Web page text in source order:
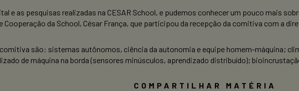
e as pesquisas realizadas na CESAR School, e pudemos conhecer um pouco mais
Cooperação da School, César França, que participou da recepção da comitiva com a
são: sistemas autônomos, ciência da autonomia e equipe homem-máquina;
de máquina na borda (sensores minúsculos, aprendizado distribuído);
COMPARTILHAR MATÉRIA